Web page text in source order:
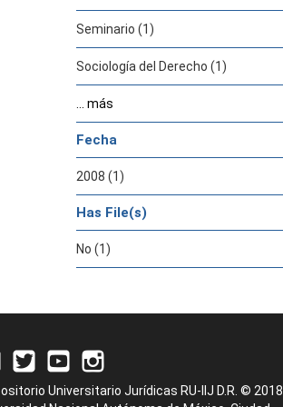
Seminario (1)
Sociología del Derecho (1)
... más
Fecha
2008 (1)
Has File(s)
No (1)
Universitario Jurídicas RU-IIJ D.R. © 2018.